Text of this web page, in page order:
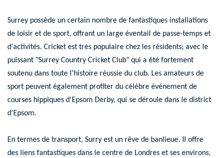
Surrey possède un certain nombre de fantastiques installations
de loisir et de sport, offrant un large éventail de passe-temps et
d'activités. Cricket est très populaire chez les résidents; avec le
puissant "Surrey Country Cricket Club" qui a été fortement
soutenu dans toute l'histoire réussie du club. Les amateurs de
sport peuvent également profiter du célèbre événement de
courses hippiques d'Epsom Derby, qui se déroule dans le district
d'Epsom.
En termes de transport, Surry est un rêve de banlieue. Il offre
des liens fantastiques dans le centre de Londres et ses environs,